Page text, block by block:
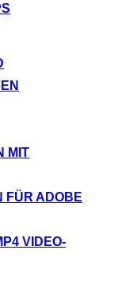
MIT
FÜR ADOBE
VIDEO-